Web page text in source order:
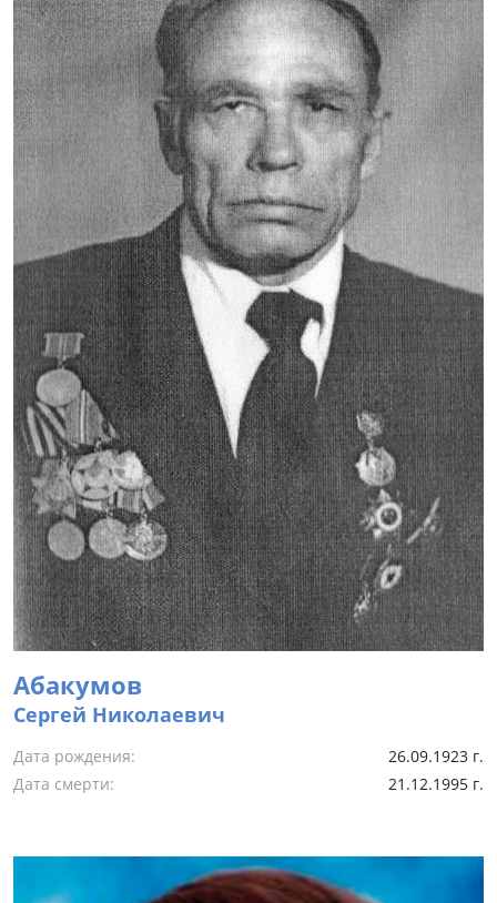
Абакумов
Сергей Николаевич
Дата рождения:
26.09.1923 г.
Дата смерти:
21.12.1995 г.